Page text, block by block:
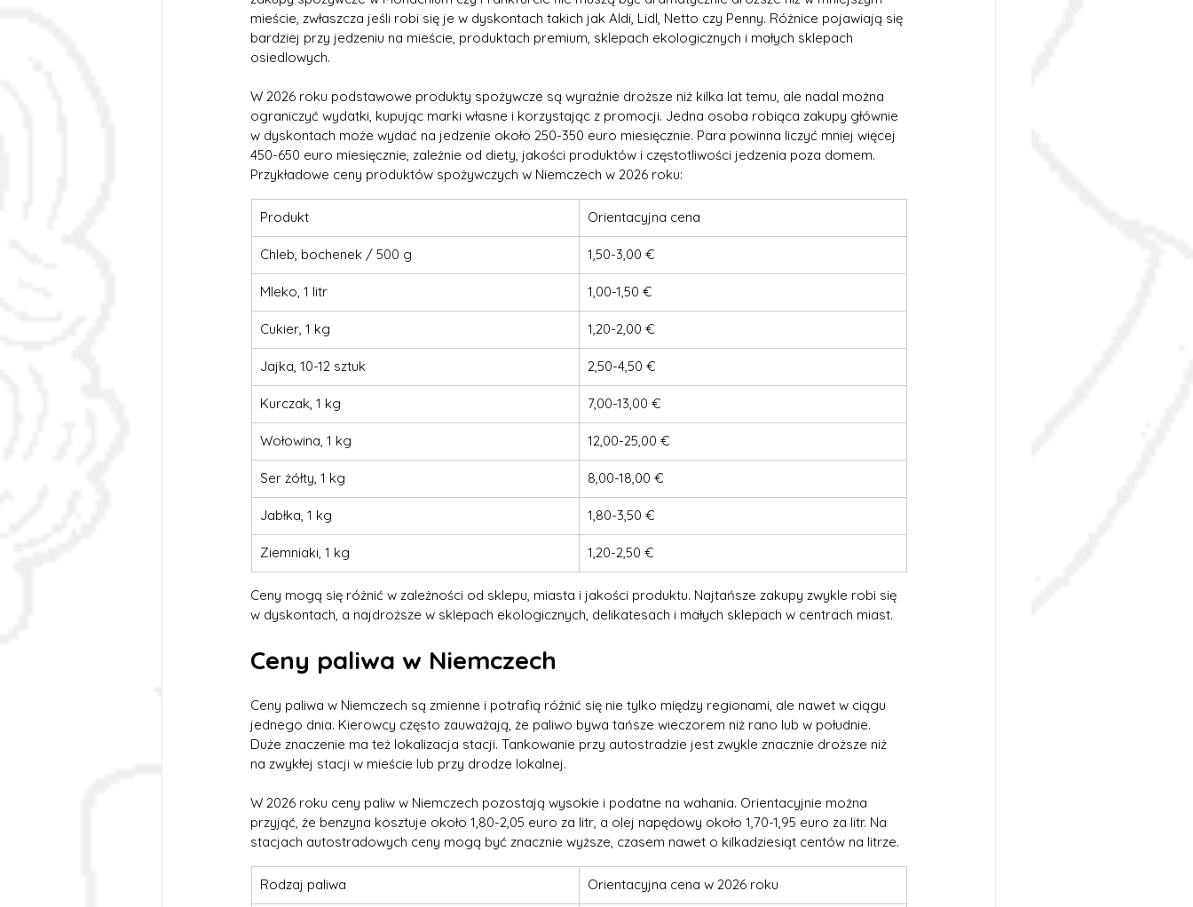
mieście, zwłaszcza jeśli robi się je w dyskontach takich jak Aldi, Lidl, Netto czy Penny. Różnice pojawiają się
bardziej przy jedzeniu na mieście, produktach premium, sklepach ekologicznych i małych sklepach
osiedlowych.
W 2026 roku podstawowe produkty spożywcze są wyraźnie droższe niż kilka lat temu, ale nadal można
ograniczyć wydatki, kupując marki własne i korzystając z promocji. Jedna osoba robiąca zakupy głównie
w dyskontach może wydać na jedzenie około 250-350 euro miesięcznie. Para powinna liczyć mniej więcej
450-650 euro miesięcznie, zależnie od diety, jakości produktów i częstotliwości jedzenia poza domem.
Przykładowe ceny produktów spożywczych w Niemczech w 2026 roku:
Produkt Orientacyjna cena
Chleb, bochenek / 500 g 1,50-3,00 €
Mleko, 1 litr 1,00-1,50 €
Cukier, 1 kg 1,20-2,00 €
Jajka, 10-12 sztuk 2,50-4,50 €
Kurczak, 1 kg 7,00-13,00 €
Wołowina, 1 kg 12,00-25,00 €
Ser żółty, 1 kg 8,00-18,00 €
Jabłka, 1 kg 1,80-3,50 €
Ziemniaki, 1 kg 1,20-2,50 €
Ceny mogą się różnić w zależności od sklepu, miasta i jakości produktu. Najtańsze zakupy zwykle robi się
w dyskontach, a najdroższe w sklepach ekologicznych, delikatesach i małych sklepach w centrach miast.
Ceny paliwa w Niemczech
Ceny paliwa w Niemczech są zmienne i potrafią różnić się nie tylko między regionami, ale nawet w ciągu
jednego dnia. Kierowcy często zauważają, że paliwo bywa tańsze wieczorem niż rano lub w południe.
Duże znaczenie ma też lokalizacja stacji. Tankowanie przy autostradzie jest zwykle znacznie droższe niż
na zwykłej stacji w mieście lub przy drodze lokalnej.
W 2026 roku ceny paliw w Niemczech pozostają wysokie i podatne na wahania. Orientacyjnie można
przyjąć, że benzyna kosztuje około 1,80-2,05 euro za litr, a olej napędowy około 1,70-1,95 euro za litr. Na
stacjach autostradowych ceny mogą być znacznie wyższe, czasem nawet o kilkadziesiąt centów na litrze.
Rodzaj paliwa Orientacyjna cena w 2026 roku